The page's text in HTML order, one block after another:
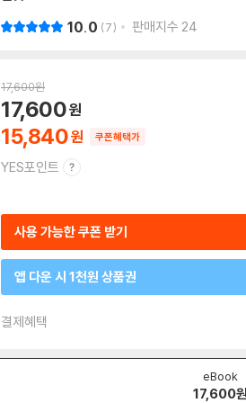
10.0 7 판매지수 24
17,600원
15,840
17,600
쿠폰혜택가
YES포인트
사용 가능한 쿠폰 받기
앱 다운 시 1천원 상품권
결제혜택
eBook
17,600